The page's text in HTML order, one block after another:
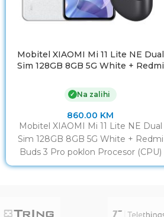
Mobitel XIAOMI Mi 11 Lite NE Dual
Sim 128GB 8GB 5G White + Redmi
✓ Na zalihi
860.00 KM
Mobitel XIAOMI Mi 11 Lite NE Dual
Sim 128GB 8GB 5G White + Redmi
Buds 3 Pro poklon Procesor (CPU)